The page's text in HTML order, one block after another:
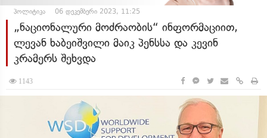
პოლიტიკა 06 დეკემბერი 2023, 11:25
„ნაციონალური მოძრაობის“ ინფორმაციით,
ლევან ხაბეიშვილი მაიკ პენსსა და კევინ
კრამერს შეხვდა
1143